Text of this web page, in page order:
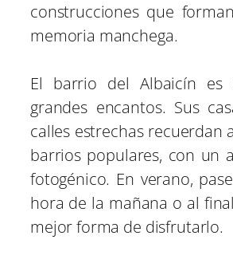
construcciones que
memoria manchega.
El barrio del Albaicín
grandes encantos. Sus
calles estrechas recuerdan
barrios populares, con un
fotogénico. En verano,
hora de la mañana o al
mejor forma de disfrutarlo.